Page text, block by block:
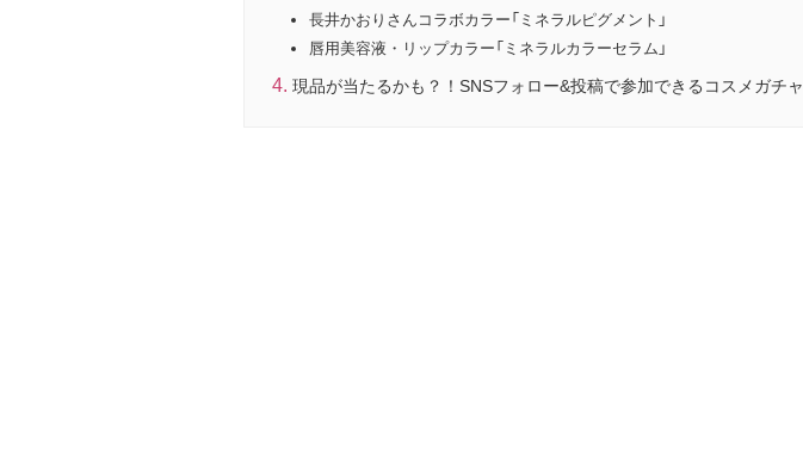
長井かおりさんコラボカラー「ミネラルピグメント」
唇用美容液・リップカラー「ミネラルカラーセラム」
現品が当たるかも？！SNSフォロー&投稿で参加できるコスメガチャ